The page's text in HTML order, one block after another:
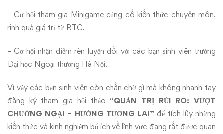
– Cơ hội tham gia Minigame củng cố kiến thức chuyên môn,
rinh quà giá trị từ BTC.
– Cơ hội nhận điểm rèn luyện đối với các bạn sinh viên trường
Đại học Ngoại thương Hà Nội.
Vì vậy các bạn sinh viên còn chần chờ gì mà không nhanh tay
đăng ký tham gia hội thảo “QUẢN TRỊ RỦI RO: VƯỢT
CHƯỚNG NGẠI – HƯỚNG TƯƠNG LAI” để tích lũy những
kiến thức và kinh nghiệm bổ ích về lĩnh vực đang rất được quan